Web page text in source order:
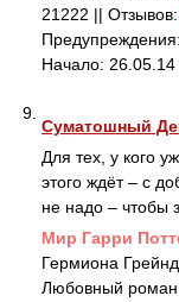
21222 || Отзывов:
Начало:
9.
Суматошный
Для тех, у кого
этого ждёт – с
не надо – чтобы
Mир Гарри
Гермиона
Любовный